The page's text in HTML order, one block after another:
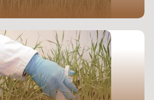
méthodologique, le
d'équipe pour une
et durable.